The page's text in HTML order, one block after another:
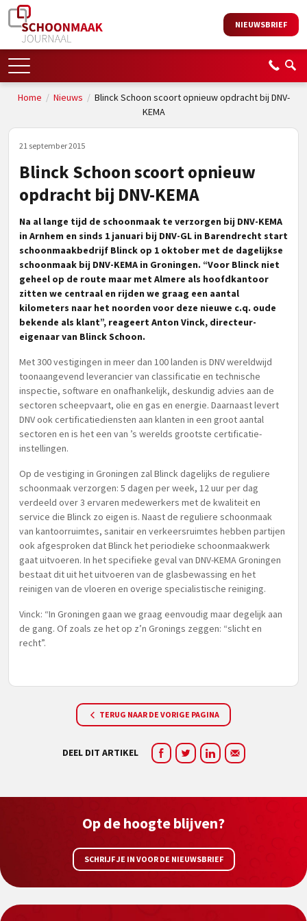
NIEUWSBRIEF
Home / Nieuws / Blinck Schoon scoort opnieuw opdracht bij DNV-
KEMA
21 september 2015
Blinck Schoon scoort opnieuw
opdracht bij DNV-KEMA
Na al lange tijd de schoonmaak te verzorgen bij DNV-KEMA
in Arnhem en sinds 1 januari bij DNV-GL in Barendrecht start
schoonmaakbedrijf Blinck op 1 oktober met de dagelijkse
schoonmaak bij DNV-KEMA in Groningen. “Voor Blinck niet
geheel op de route maar met Almere als hoofdkantoor
zitten we centraal en rijden we graag een aantal
kilometers naar het noorden voor deze nieuwe c.q. oude
bekende als klant”, reageert Anton Vinck, directeur-
eigenaar van Blinck Schoon.
Met 300 vestigingen in meer dan 100 landen is DNV wereldwijd
toonaangevend leverancier van classificatie en technische
inspectie, software en onafhankelijk, deskundig advies aan de
sectoren scheepvaart, olie en gas en energie. Daarnaast levert
DNV ook certificatiediensten aan klanten in een groot aantal
sectoren en is het een van ’s werelds grootste certificatie-
instellingen.
Op de vestiging in Groningen zal Blinck dagelijks de reguliere
schoonmaak verzorgen: 5 dagen per week, 12 uur per dag
verdeeld over 3 ervaren medewerkers met de kwaliteit en
service die Blinck zo eigen is. Naast de reguliere schoonmaak
van kantoorruimtes, sanitair en verkeersruimtes hebben partijen
ook afgesproken dat Blinck het periodieke schoonmaakwerk
gaat uitvoeren. In het specifieke geval van DNV-KEMA Groningen
bestaat dit uit het uitvoeren van de glasbewassing en het
reinigen van de vloeren en overige specialistische reiniging.
Vinck: “In Groningen gaan we graag eenvoudig maar degelijk aan
de gang. Of zoals ze het op z’n Gronings zeggen: “slicht en
recht”.
TERUG NAAR DE VORIGE PAGINA
DEEL DIT ARTIKEL
Op de hoogte blijven?
SCHRIJF JE IN VOOR DE NIEUWSBRIEF